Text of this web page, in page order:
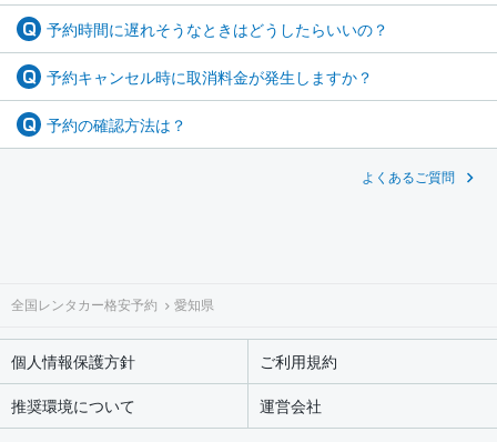
予約時間に遅れそうなときはどうしたらいいの？
予約キャンセル時に取消料金が発生しますか？
予約の確認方法は？
よくあるご質問
全国レンタカー格安予約 愛知県
個人情報保護方針
ご利用規約
推奨環境について
運営会社